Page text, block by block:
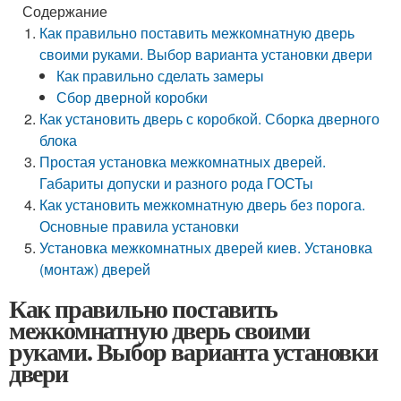
Содержание
Как правильно поставить межкомнатную дверь
своими руками. Выбор варианта установки двери
Как правильно сделать замеры
Сбор дверной коробки
Как установить дверь с коробкой. Сборка дверного
блока
Простая установка межкомнатных дверей.
Габариты допуски и разного рода ГОСТы
Как установить межкомнатную дверь без порога.
Основные правила установки
Установка межкомнатных дверей киев. Установка
(монтаж) дверей
Как правильно поставить
межкомнатную дверь своими
руками. Выбор варианта установки
двери